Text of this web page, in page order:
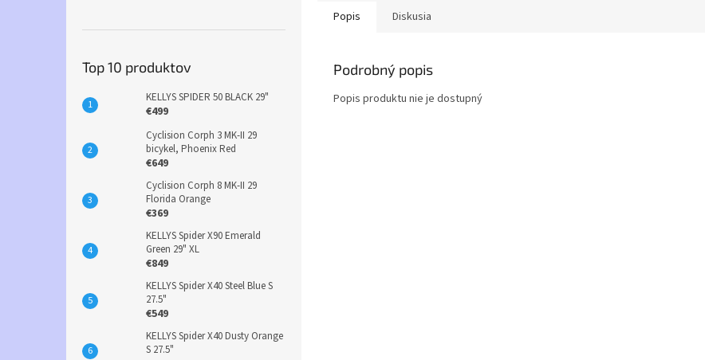
Top 10 produktov
KELLYS SPIDER 50 BLACK 29"
€499
Cyclision Corph 3 MK-II 29
bicykel, Phoenix Red
€649
Cyclision Corph 8 MK-II 29
Florida Orange
€369
KELLYS Spider X90 Emerald
Green 29" XL
€849
KELLYS Spider X40 Steel Blue S
27.5"
€549
KELLYS Spider X40 Dusty Orange
S 27.5"
Popis Diskusia
Podrobný popis
Popis produktu nie je dostupný